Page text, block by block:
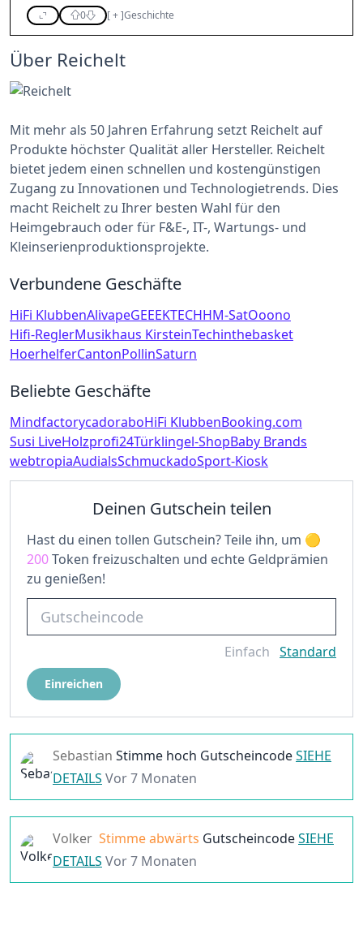
0 [+]Geschichte
Über Reichelt
Mit mehr als 50 Jahren Erfahrung setzt Reichelt auf
Produkte höchster Qualität aller Hersteller. Reichelt
bietet jedem einen schnellen und kostengünstigen
Zugang zu Innovationen und Technologietrends. Dies
macht Reichelt zu Ihrer besten Wahl für den
Heimgebrauch oder für F&E-, IT-, Wartungs- und
Kleinserienproduktionsprojekte.
Verbundene Geschäfte
HiFi KlubbenAlivapeGEEEKTECHHM-SatOoono
Hifi-ReglerMusikhaus KirsteinTechinthebasket
HoerhelferCantonPollinSaturn
Beliebte Geschäfte
MindfactorycadoraboHiFi KlubbenBooking.com
Susi LiveHolzprofi24Türklingel-ShopBaby Brands
webtropiaAudialsSchmuckadoSport-Kiosk
Deinen Gutschein teilen
Hast du einen tollen Gutschein? Teile ihn, um
200Token freizuschalten und echte Geldprämien
zu genießen!
Einfach Standard
Einreichen
Sebastian Stimme hoch GutscheincodeSIEHE
DETAILS Vor 7 Monaten
Volker Stimme abwärts GutscheincodeSIEHE
DETAILS Vor 7 Monaten